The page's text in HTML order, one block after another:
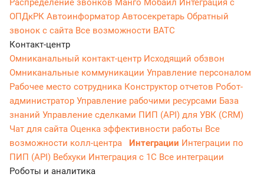
Распределение звонков Манго Мобайл Интеграция с
ОПДкРК Автоинформатор Автосекретарь Обратный
звонок с сайта Все возможности ВАТС
Контакт-центр
Омниканальный контакт-центр Исходящий обзвон
Омниканальные коммуникации Управление персоналом
Рабочее место сотрудника Конструктор отчетов Робот-
администратор Управление рабочими ресурсами База
знаний Управление сделками ПИП (API) для УВК (CRM)
Чат для сайта Оценка эффективности работы Все
возможности колл-центра
Интеграции Интеграции по
ПИП (API) Вебхуки Интеграция с 1С Все интеграции
Роботы и аналитика